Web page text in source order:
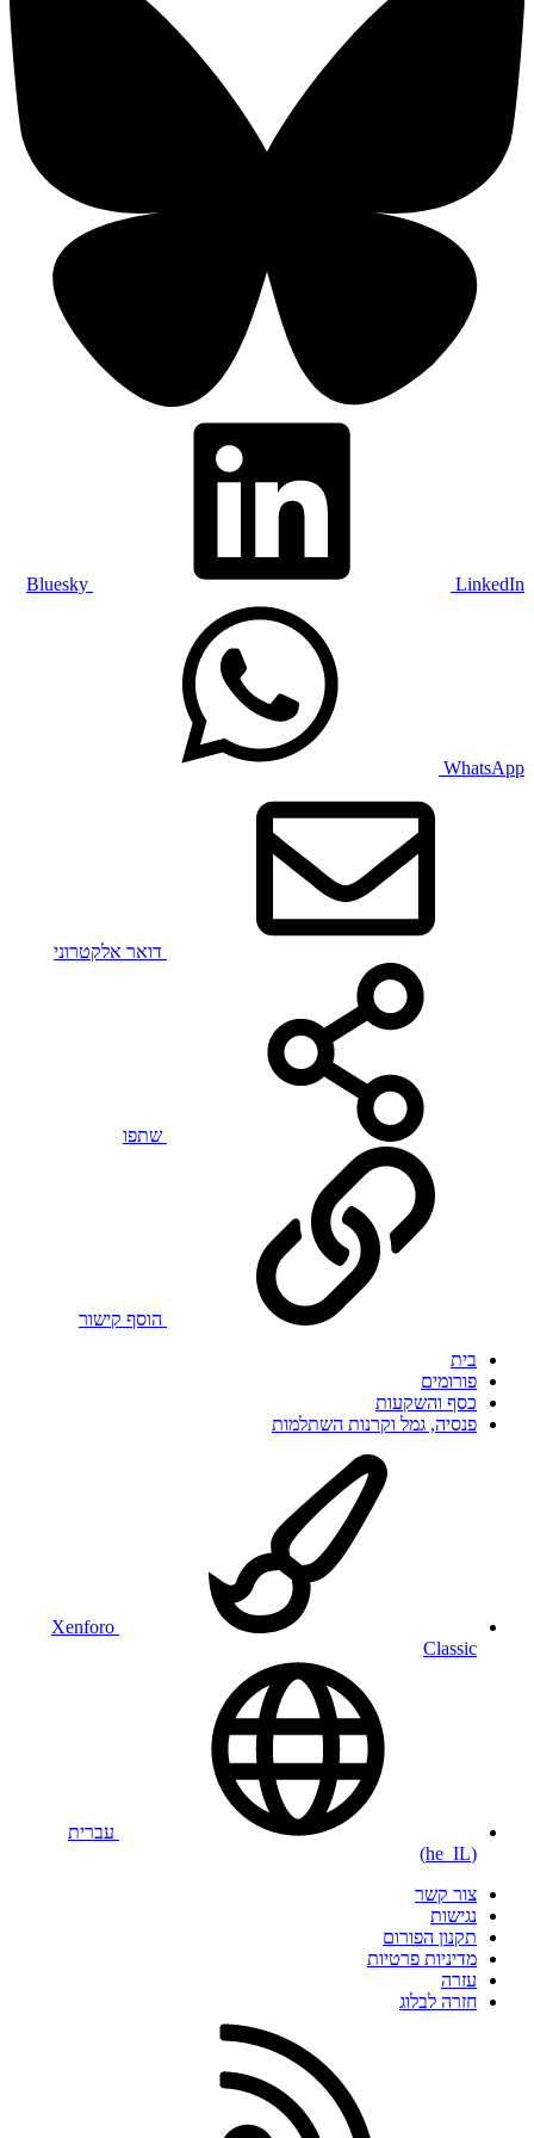
Bluesky LinkedIn
WhatsApp
דואר אלקטרוני
שתפו
הוסף קישור
בית
פורומים
כסף והשקעות
פנסיה, גמל וקרנות השתלמות
Xenforo
Classic
עברית
(he_IL)
צור קשר
נגישות
תקנון הפורום
מדיניות פרטיות
עזרה
חזרה לבלוג